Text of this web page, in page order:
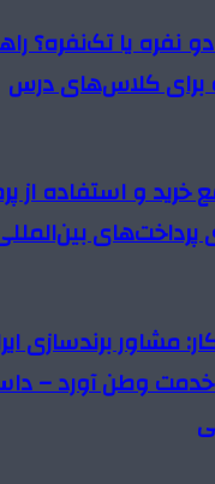
نفره یا تک‌نفره؟
برای کلاس‌های درس
خرید و استفاده از
مشاور برندسازی
خدمت وطن آورد –